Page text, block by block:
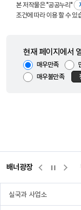
본 저작물은 "공공누리"
조건에 따라 이용 할 수 있
현재 페이지에서
매우만족
매우불만족
배너광장
터 위택스 전북
실국과 사업소